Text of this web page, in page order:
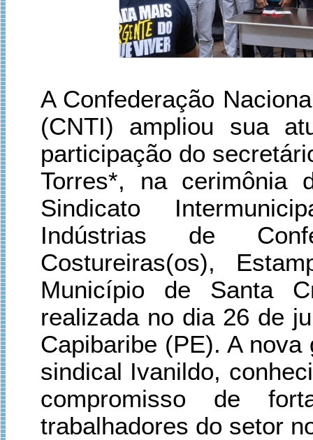
A Confederação
(CNTI) ampliou sua
participação do
Torres*, na cerimônia
Sindicato
Indústrias de
Costureiras(os),
Município de Santa
realizada no dia 26 de
Capibaribe (PE). A
sindical Ivanildo,
compromisso de
trabalhadores do setor